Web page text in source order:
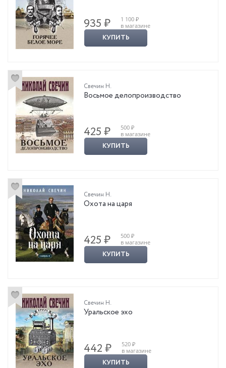
935 ₽
1 100 ₽
в магазине
КУПИТЬ
Свечин Н.
Восьмое делопроизводство
425 ₽
500 ₽
в магазине
КУПИТЬ
Свечин Н.
Охота на царя
425 ₽
500 ₽
в магазине
КУПИТЬ
Свечин Н.
Уральское эхо
442 ₽
520 ₽
в магазине
КУПИТЬ